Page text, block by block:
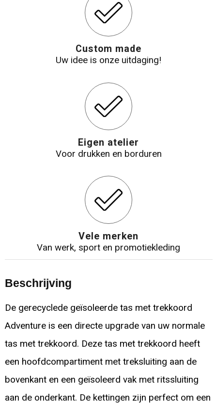
Custom made
Uw idee is onze uitdaging!
Eigen atelier
Voor drukken en borduren
Vele merken
Van werk, sport en promotiekleding
Beschrijving
De gerecyclede geïsoleerde tas met trekkoord
Adventure is een directe upgrade van uw normale
tas met trekkoord. Deze tas met trekkoord heeft
een hoofdcompartiment met treksluiting aan de
bovenkant en een geïsoleerd vak met ritssluiting
aan de onderkant. De kettingen zijn perfect om een